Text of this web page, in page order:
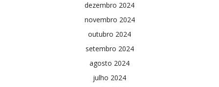
dezembro 2024
novembro 2024
outubro 2024
setembro 2024
agosto 2024
julho 2024